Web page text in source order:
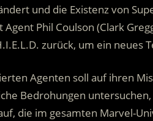
und die Existenz von
Phil Coulson (Clark
zurück, um ein neues
Agenten soll auf ihren
Bedrohungen
die im gesamten Marvel-